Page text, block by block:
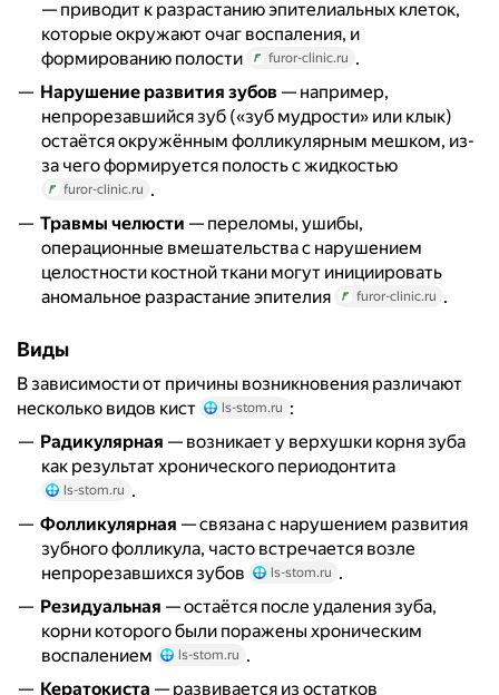
— приводит к разрастанию эпителиальных клеток,
которые окружают очаг воспаления, и
формированию полости
furor-clinic.ru .
Нарушение развития зубов — например,
непрорезавшийся зуб («зуб мудрости» или клык)
остаётся окружённым фолликулярным мешком, из-
за чего формируется полость с жидкостью
furor-clinic.ru .
Травмы челюсти — переломы, ушибы,
операционные вмешательства с нарушением
целостности костной ткани могут инициировать
аномальное разрастание эпителия
furor-clinic.ru .
Виды
В зависимости от причины возникновения различают
несколько видов кист
ls-stom.ru :
Радикулярная — возникает у верхушки корня зуба
как результат хронического периодонтита
ls-stom.ru .
Фолликулярная — связана с нарушением развития
зубного фолликула, часто встречается возле
непрорезавшихся зубов
ls-stom.ru .
Резидуальная — остаётся после удаления зуба,
корни которого были поражены хроническим
воспалением
ls-stom.ru .
Кератокиста — развивается из остатков